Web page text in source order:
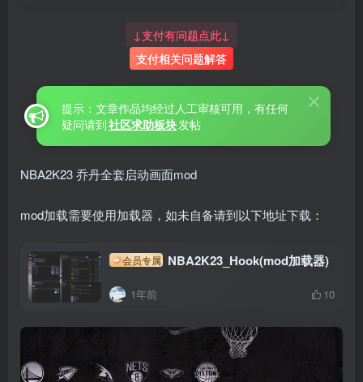
↓支付有问题点此↓
支付相关问题解答
提示：文章作品均经过人工审核可用，有任何
疑问请到社区求助板块发帖
NBA2K23 乔丹全套启动画面mod
mod加载需要使用加载器，如未自备请到以下地址下载：
会员专属 NBA2K23_Hook(mod加载器)
1年前 10